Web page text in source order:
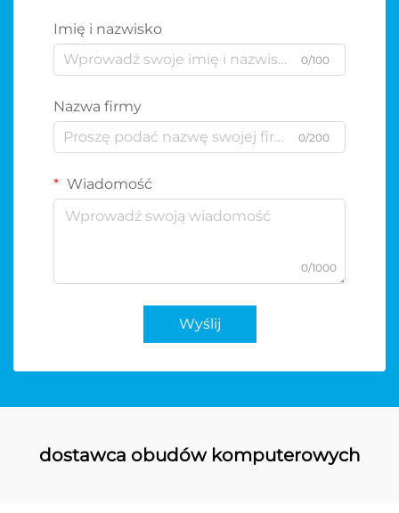
Imię i nazwisko
0/100
Nazwa firmy
0/200
Wiadomość
0/1000
Wyślij
dostawca obudów komputerowych